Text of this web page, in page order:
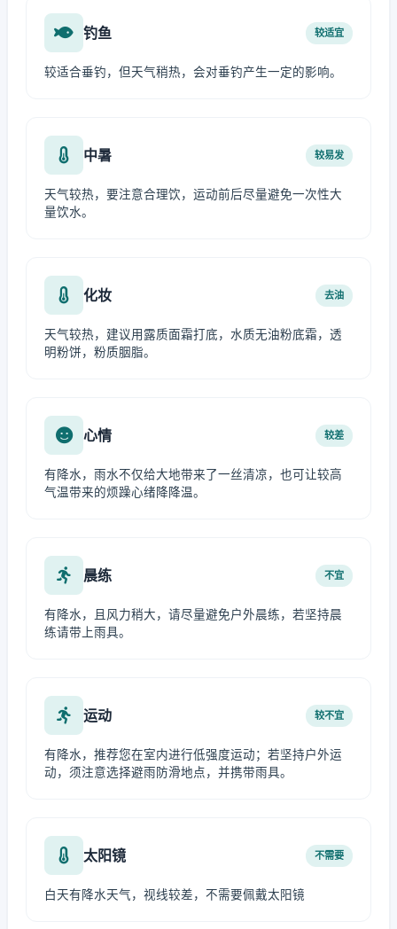
钓鱼 较适宜
较适合垂钓，但天气稍热，会对垂钓产生一定的影响。
中暑 较易发
天气较热，要注意合理饮，运动前后尽量避免一次性大
量饮水。
化妆 去油
天气较热，建议用露质面霜打底，水质无油粉底霜，透
明粉饼，粉质胭脂。
心情 较差
有降水，雨水不仅给大地带来了一丝清凉，也可让较高
气温带来的烦躁心绪降降温。
晨练 不宜
有降水，且风力稍大，请尽量避免户外晨练，若坚持晨
练请带上雨具。
运动 较不宜
有降水，推荐您在室内进行低强度运动；若坚持户外运
动，须注意选择避雨防滑地点，并携带雨具。
太阳镜 不需要
白天有降水天气，视线较差，不需要佩戴太阳镜